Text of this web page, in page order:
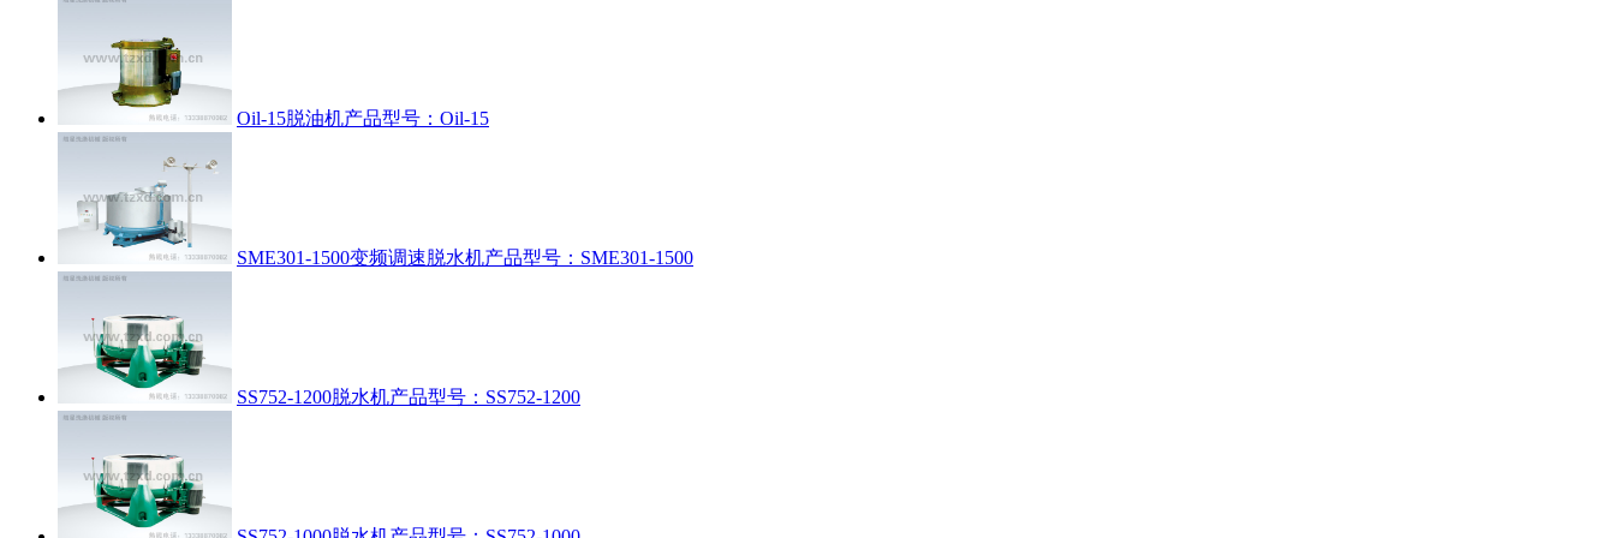
Oil-15脱油机产品型号：Oil-15
SME301-1500变频调速脱水机产品型号：SME301-1500
SS752-1200脱水机产品型号：SS752-1200